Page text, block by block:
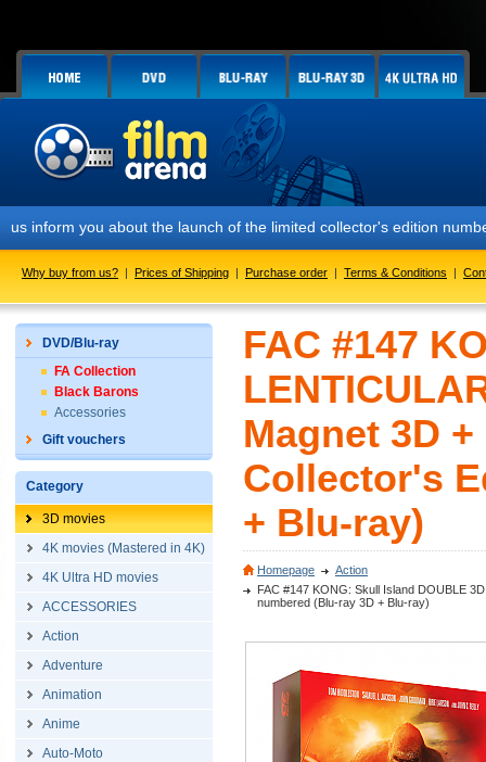
about the launch of the limited collector's edition numbered FAC
Why buy from us? | Prices of Shipping | Purchase order | Terms & Conditions |
DVD/Blu-ray
FA Collection
Black Barons
Accessories
Gift vouchers
Category
3D movies
4K movies (Mastered in 4K)
4K Ultra HD movies
ACCESSORIES
Action
Adventure
Animation
Anime
Auto-Moto
FAC #147
Magnet 3D
Collector's
+ Blu-ray)
Homepage
Action
FAC #147 KONG: Skull Island DOUBLE
numbered (Blu-ray 3D + Blu-ray)